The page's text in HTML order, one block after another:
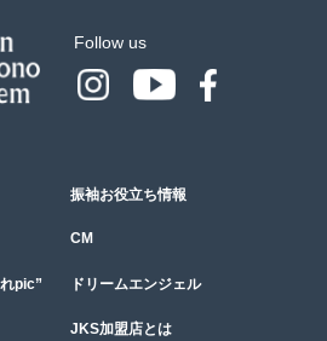
Follow us
振袖お役立ち情報
CM
pic” ドリームエンジェル
JKS加盟店とは